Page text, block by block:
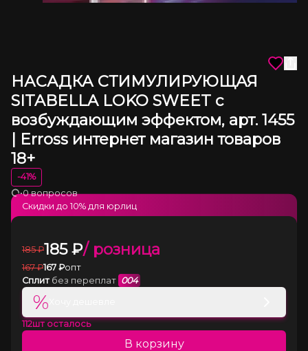
НАСАДКА СТИМУЛИРУЮЩАЯ
SITABELLA LOKO SWEET с
возбуждающим эффектом, арт. 1455
| Erross интернет магазин товаров
18+
-41%
Загрузка
•0 вопросов
185 ₽185₽/ розница
167 ₽167 ₽опт
Сплит без переплат 004
%
112шт осталось
В корзину
Скидки до 10% для юрлиц